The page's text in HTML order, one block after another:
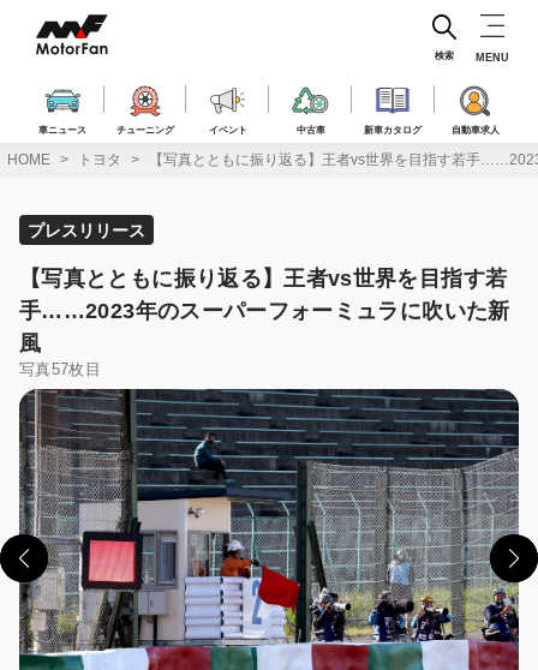
ス
車ニュース チューニング イベント 中古車 新車カタログ 自動車求人
検索 MENU
HOME トヨタ 【写真とともに振り返る】王者vs世界を目指す若手
プレスリリース
【写真とともに振り返る】王者vs世界を目指す若
手……2023年のスーパーフォーミュラに吹いた新
風
写真57枚目